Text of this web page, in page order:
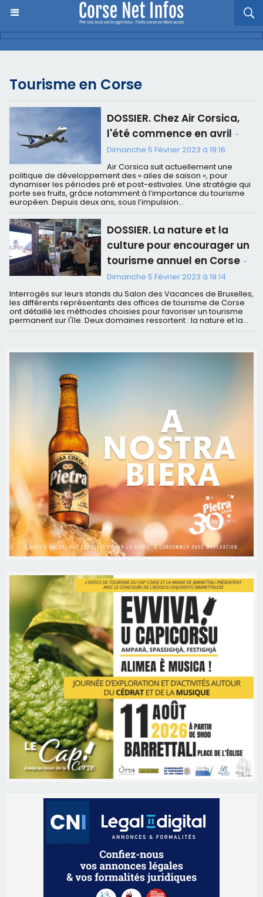
Tourisme en Corse
DOSSIER. Chez Air Corsica,
l'été commence en avril -
Dimanche 5 Février 2023 à 19:16
Air Corsica suit actuellement une
politique de développement des « ailes de saison », pour
dynamiser les périodes pré et post-estivales. Une stratégie qui
porte ses fruits, grâce notamment à l’importance du tourisme
européen. Depuis deux ans, sous l’impulsion...
DOSSIER. La nature et la
culture pour encourager un
tourisme annuel en Corse -
Dimanche 5 Février 2023 à 19:14
Interrogés sur leurs stands du Salon des Vacances de Bruxelles,
les différents représentants des offices de tourisme de Corse
ont détaillé les méthodes choisies pour favoriser un tourisme
permanent sur l'île. Deux domaines ressortent : la nature et la...